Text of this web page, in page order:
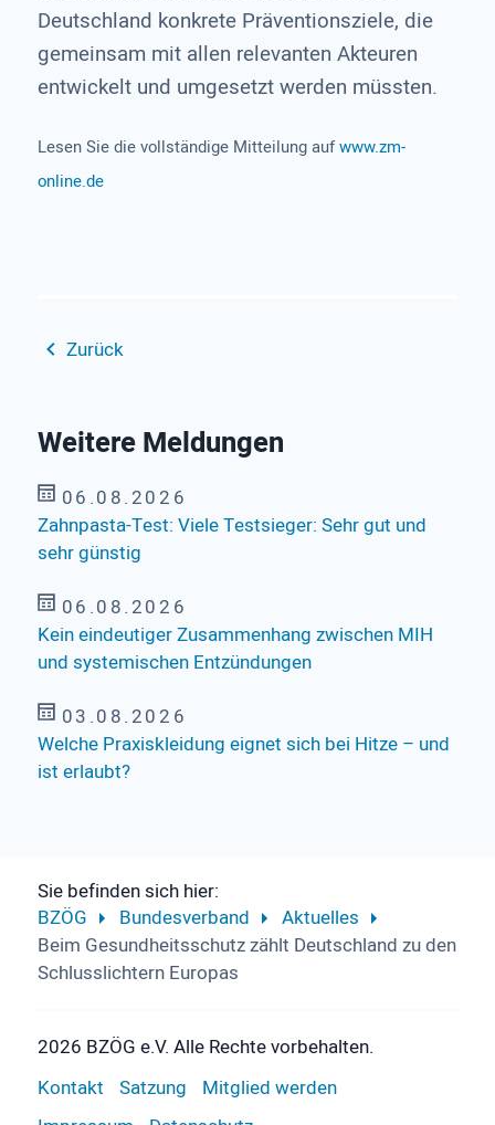
Deutschland konkrete Präventionsziele, die
gemeinsam mit allen relevanten Akteuren
entwickelt und umgesetzt werden müssten.
Lesen Sie die vollständige Mitteilung aufwww.zm-
online.de
Zurück
Weitere Meldungen
06.08.2026
Zahnpasta-Test: Viele Testsieger: Sehr gut und
sehr günstig
06.08.2026
Kein eindeutiger Zusammenhang zwischen MIH
und systemischen Entzündungen
03.08.2026
Welche Praxiskleidung eignet sich bei Hitze – und
ist erlaubt?
Sie befinden sich hier:
BZÖG
Bundesverband
Aktuelles
Beim Gesundheitsschutz zählt Deutschland zu den
Schlusslichtern Europas
2026 BZÖG e.V. Alle Rechte vorbehalten.
Kontakt Satzung
Mitglied werden